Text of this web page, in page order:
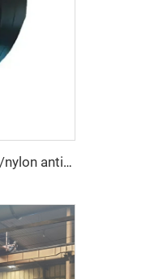
Courroie transporteuse en polyester/nylon anti-déchirure sur mesure pour ligne de concassage de carrière destinée aux industries manufacturières et de détail